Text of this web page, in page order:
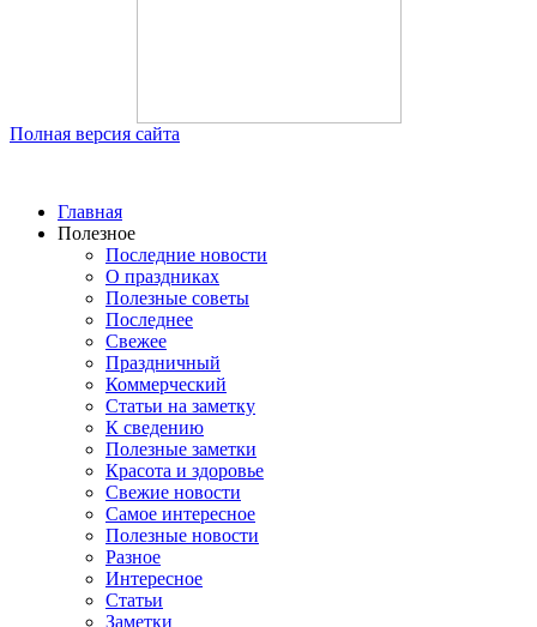
Полная версия сайта
Главная
Полезное
Последние новости
О праздниках
Полезные советы
Последнее
Свежее
Праздничный
Коммерческий
Статьи на заметку
К сведению
Полезные заметки
Красота и здоровье
Свежие новости
Самое интересное
Полезные новости
Разное
Интересное
Статьи
Заметки